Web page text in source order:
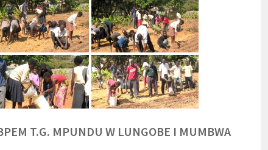
T.G. MPUNDU W LUNGOBE I MUMBWA